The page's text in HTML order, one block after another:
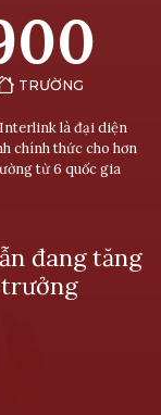
TRƯỜNG
là đại diện
chính thức cho hơn
từ 6 quốc gia
đang tăng
trưởng